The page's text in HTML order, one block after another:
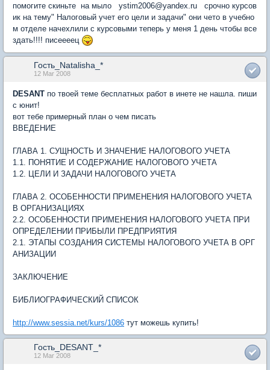
помогите скиньте на мыло ystim2006@yandex.ru срочно курсов
ик на тему" Налоговый учет его цели и задачи" они чето в учебно
м отделе начехлили с курсовыми теперь у меня 1 день чтобы все
здать!!!! писеееец
Гость_Natalisha_*
12 Mar 2008
DESANT по твоей теме бесплатных работ в инете не нашла. пиши
с юнит!
вот тебе примерный план о чем писать
ВВЕДЕНИЕ
ГЛАВА 1. СУЩНОСТЬ И ЗНАЧЕНИЕ НАЛОГОВОГО УЧЕТА
1.1. ПОНЯТИЕ И СОДЕРЖАНИЕ НАЛОГОВОГО УЧЕТА
1.2. ЦЕЛИ И ЗАДАЧИ НАЛОГОВОГО УЧЕТА
ГЛАВА 2. ОСОБЕННОСТИ ПРИМЕНЕНИЯ НАЛОГОВОГО УЧЕТА
В ОРГАНИЗАЦИЯХ
2.2. ОСОБЕННОСТИ ПРИМЕНЕНИЯ НАЛОГОВОГО УЧЕТА ПРИ
ОПРЕДЕЛЕНИИ ПРИБЫЛИ ПРЕДПРИЯТИЯ
2.1. ЭТАПЫ СОЗДАНИЯ СИСТЕМЫ НАЛОГОВОГО УЧЕТА В ОРГ
АНИЗАЦИИ
ЗАКЛЮЧЕНИЕ
БИБЛИОГРАФИЧЕСКИЙ СПИСОК
http://www.sessia.net/kurs/1086 тут можешь купить!
Гость_DESANT_*
12 Mar 2008